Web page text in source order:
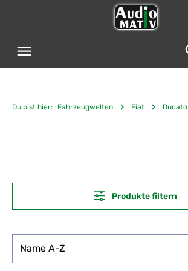
Du bist hier: Fahrzeugwelten Fiat Ducato
Produkte filtern